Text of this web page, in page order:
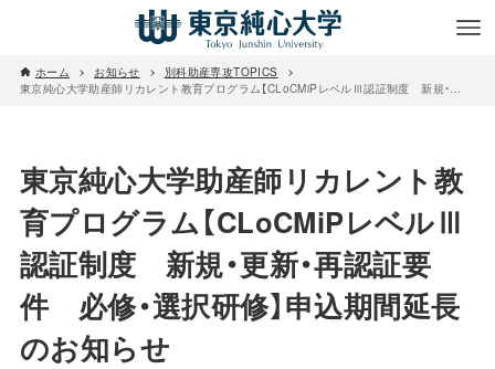
ホーム お知らせ
別科助産専攻TOPICS
東京純心大学助産師リカレント教育プログラム【CLoCMiPレベルⅢ認証制度 新規・更新・再認証要件 必修・選択研修】申込期間延長のお知らせ
東京純心大学助産師リカレント教
育プログラム【CLoCMiPレベルⅢ
認証制度 新規・更新・再認証要
件 必修・選択研修】申込期間延長
のお知らせ